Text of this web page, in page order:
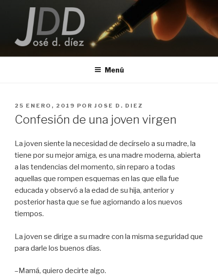
contenido
JOSE D. DIEZ
Menú
PUBLICADO
EL
25 ENERO, 2019 POR JOSE D. DIEZ
Confesión de una joven virgen
La joven siente la necesidad de decírselo a su madre, la
tiene por su mejor amiga, es una madre moderna, abierta
a las tendencias del momento, sin reparo a todas
aquellas que rompen esquemas en las que ella fue
educada y observó a la edad de su hija, anterior y
posterior hasta que se fue agiornando a los nuevos
tiempos.
La joven se dirige a su madre con la misma seguridad que
para darle los buenos días.
–Mamá, quiero decirte algo.